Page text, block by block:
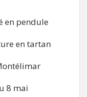
en pendule
en tartan
8 mai